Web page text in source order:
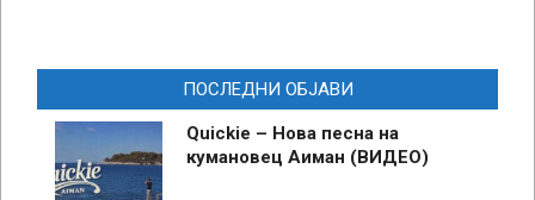
ПОСЛЕДНИ ОБЈАВИ
Quickie – Нова песна на
кумановец Аиман (ВИДЕО)